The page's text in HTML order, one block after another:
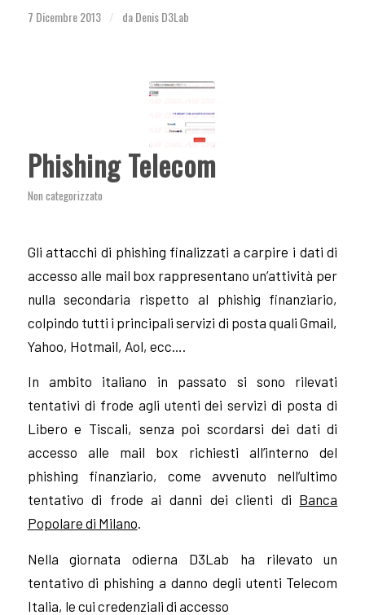
7 Dicembre 2013 / daDenis D3Lab
Phishing Telecom
Non categorizzato
Gli attacchi di phishing finalizzati a carpire i dati di
accesso alle mail box rappresentano un’attività per
nulla secondaria rispetto al phishig finanziario,
colpindo tutti i principali servizi di posta quali Gmail,
Yahoo, Hotmail, Aol, ecc….
In ambito italiano in passato si sono rilevati
tentativi di frode agli utenti dei servizi di posta di
Libero e Tiscali, senza poi scordarsi dei dati di
accesso alle mail box richiesti all’interno del
phishing finanziario, come avvenuto nell’ultimo
tentativo di frode ai danni dei clienti di Banca
Popolare di Milano.
Nella giornata odierna D3Lab ha rilevato un
tentativo di phishing a danno degli utenti Telecom
Italia, le cui credenziali di accesso